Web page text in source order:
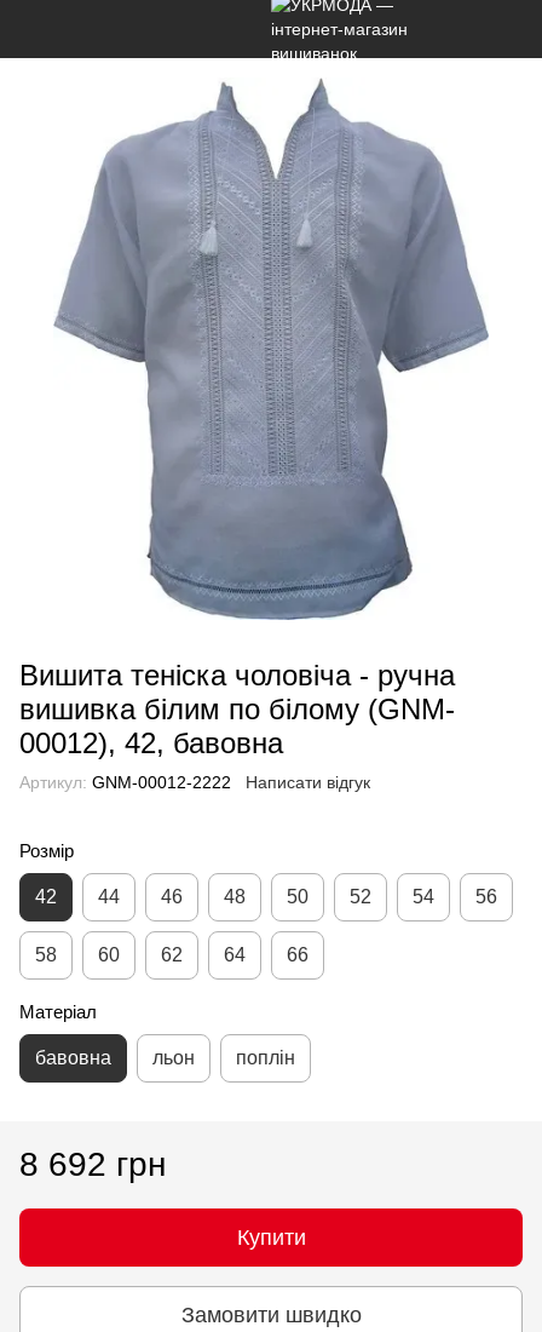
Вишита теніска чоловіча - ручна
вишивка білим по білому (GNM-
00012), 42, бавовна
Артикул: GNM-00012-2222 Написати відгук
Розмір
42 44 46 48 50 52 54 56
58 60 62 64 66
Матеріал
бавовна льон поплін
8 692 грн
Купити
Замовити швидко